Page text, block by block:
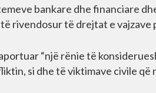
bankare dhe financiare
rivendosur të drejtat e vajzave
“një rënie të
si dhe të viktimave civile